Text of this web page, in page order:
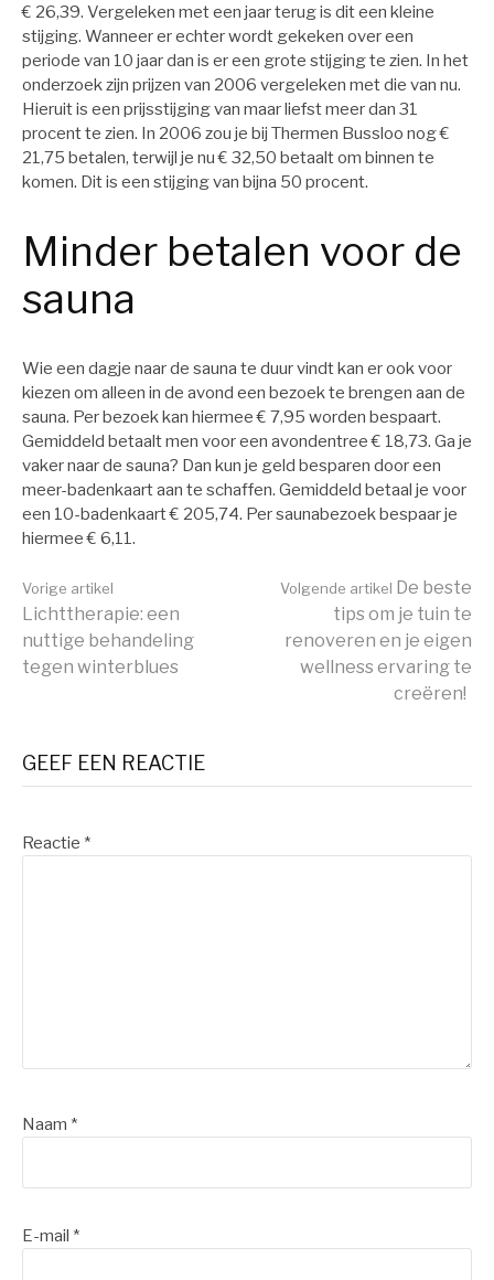
€ 26,39. Vergeleken met een jaar terug is dit een kleine
stijging. Wanneer er echter wordt gekeken over een
periode van 10 jaar dan is er een grote stijging te zien. In het
onderzoek zijn prijzen van 2006 vergeleken met die van nu.
Hieruit is een prijsstijging van maar liefst meer dan 31
procent te zien. In 2006 zou je bij Thermen Bussloo nog €
21,75 betalen, terwijl je nu € 32,50 betaalt om binnen te
komen. Dit is een stijging van bijna 50 procent.
Minder betalen voor de
sauna
Wie een dagje naar de sauna te duur vindt kan er ook voor
kiezen om alleen in de avond een bezoek te brengen aan de
sauna. Per bezoek kan hiermee € 7,95 worden bespaart.
Gemiddeld betaalt men voor een avondentree € 18,73. Ga je
vaker naar de sauna? Dan kun je geld besparen door een
meer-badenkaart aan te schaffen. Gemiddeld betaal je voor
een 10-badenkaart € 205,74. Per saunabezoek bespaar je
hiermee € 6,11.
Verder
lezen
Vorige artikel
Lichttherapie: een
nuttige behandeling
tegen winterblues
Volgende artikel De beste
tips om je tuin te
renoveren en je eigen
wellness ervaring te
creëren!
GEEF EEN REACTIE
Reactie *
Naam *
E-mail *